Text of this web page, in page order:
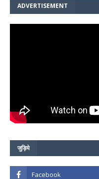
ADVERTISEMENT
जुड़िये